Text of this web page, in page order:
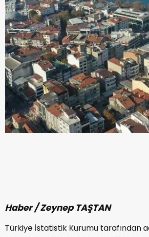
Haber / Zeynep TAŞTAN
Türkiye İstatistik Kurumu tarafından